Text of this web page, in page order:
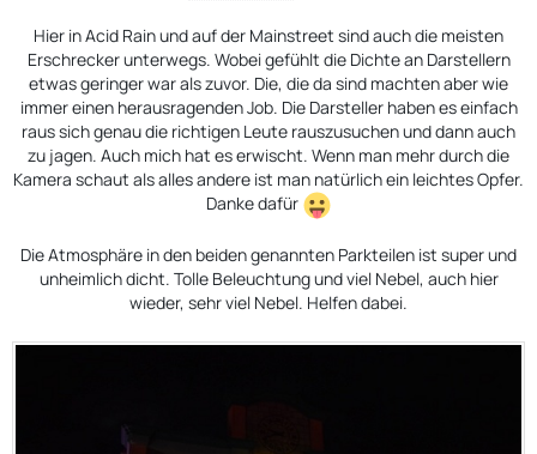
Hier in Acid Rain und auf der Mainstreet sind auch die meisten
Erschrecker unterwegs. Wobei gefühlt die Dichte an Darstellern
etwas geringer war als zuvor. Die, die da sind machten aber wie
immer einen herausragenden Job. Die Darsteller haben es einfach
raus sich genau die richtigen Leute rauszusuchen und dann auch
zu jagen. Auch mich hat es erwischt. Wenn man mehr durch die
Kamera schaut als alles andere ist man natürlich ein leichtes Opfer.
Danke dafür
Die Atmosphäre in den beiden genannten Parkteilen ist super und
unheimlich dicht. Tolle Beleuchtung und viel Nebel, auch hier
wieder, sehr viel Nebel. Helfen dabei.